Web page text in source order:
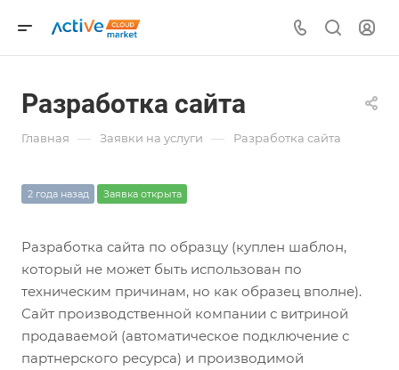
Разработка сайта
Главная — Заявки на услуги — Разработка сайта
2 года назад Заявка открыта
Разработка сайта по образцу (куплен шаблон,
который не может быть использован по
техническим причинам, но как образец вполне).
Сайт производственной компании с витриной
продаваемой (автоматическое подключение с
партнерского ресурса) и производимой